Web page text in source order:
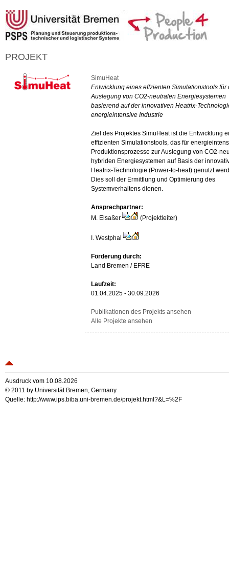
PROJEKT
SimuHeat
Entwicklung eines effzienten Simulationstools für
Auslegung von CO2-neutralen Energiesystemen
basierend auf der innovativen Heatrix-
energieintensive Industrie
Ziel des Projektes SimuHeat ist die Entwicklung
effizienten Simulationstools, das für
Produktionsprozesse zur Auslegung von CO2-
hybriden Energiesystemen auf Basis der
Heatrix-Technologie (Power-to-heat) genutzt
Dies soll der Ermittlung und Optimierung des
Systemverhaltens dienen.
Ansprechpartner:
M. Elsaßer
(Projektleiter)
I. Westphal
Förderung durch:
Land Bremen / EFRE
Laufzeit:
01.04.2025 - 30.09.2026
Publikationen des Projekts ansehen
Alle Projekte ansehen
Ausdruck vom 10.08.2026
© 2011 by Universität Bremen, Germany
Quelle: http://www.ips.biba.uni-bremen.de/projekt.html?&L=%2F